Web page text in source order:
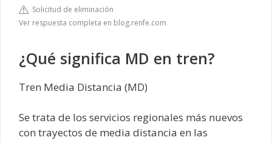
Solicitud de eliminación
Ver respuesta completa en blog.renfe.com
¿Qué significa MD en tren?
Tren Media Distancia (MD)
Se trata de los servicios regionales más nuevos
con trayectos de media distancia en las